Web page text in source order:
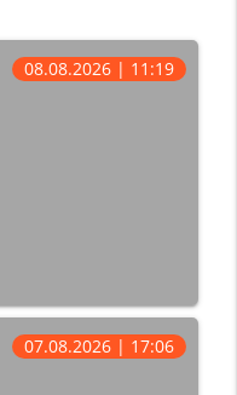
08.08.2026 | 11:19
07.08.2026 | 17:06